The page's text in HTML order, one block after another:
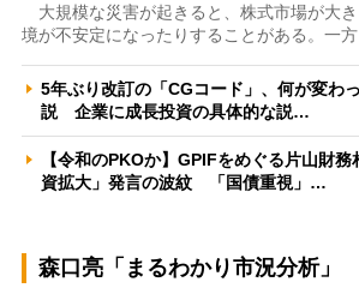
大規模な災害が起きると、株式市場が大
境が不安定になったりすることがある。一方
5年ぶり改訂の「CGコード」、何が変わ
説 企業に成長投資の具体的な説…
【令和のPKOか】GPIFをめぐる片山財
資拡大」発言の波紋 「国債重視」…
森口亮「まるわかり市況分析」